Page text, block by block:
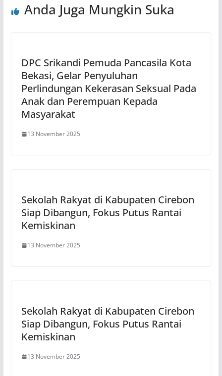
Anda Juga Mungkin Suka
DPC Srikandi Pemuda Pancasila Kota
Bekasi, Gelar Penyuluhan
Perlindungan Kekerasan Seksual Pada
Anak dan Perempuan Kepada
Masyarakat
13 November 2025
Sekolah Rakyat di Kabupaten Cirebon
Siap Dibangun, Fokus Putus Rantai
Kemiskinan
13 November 2025
Sekolah Rakyat di Kabupaten Cirebon
Siap Dibangun, Fokus Putus Rantai
Kemiskinan
13 November 2025